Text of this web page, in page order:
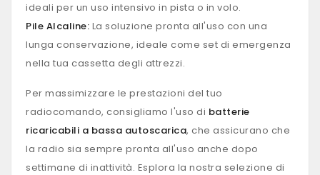
ideali per un uso intensivo in pista o in volo.
Pile Alcaline: La soluzione pronta all'uso con una
lunga conservazione, ideale come set di emergenza
nella tua cassetta degli attrezzi.
Per massimizzare le prestazioni del tuo
radiocomando, consigliamo l'uso di batterie
ricaricabili a bassa autoscarica, che assicurano che
la radio sia sempre pronta all'uso anche dopo
settimane di inattività. Esplora la nostra selezione di